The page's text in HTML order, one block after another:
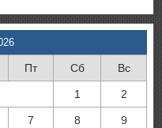
Пт Сб Вс
1 2
7 8 9